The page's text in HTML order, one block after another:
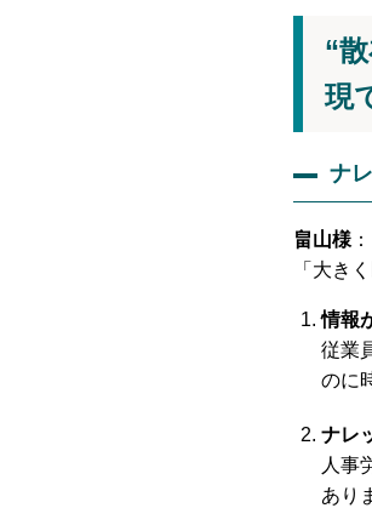
“
現
ナ
畠山様 ：
「大き
情報
従業
のに
ナレ
人事
あり